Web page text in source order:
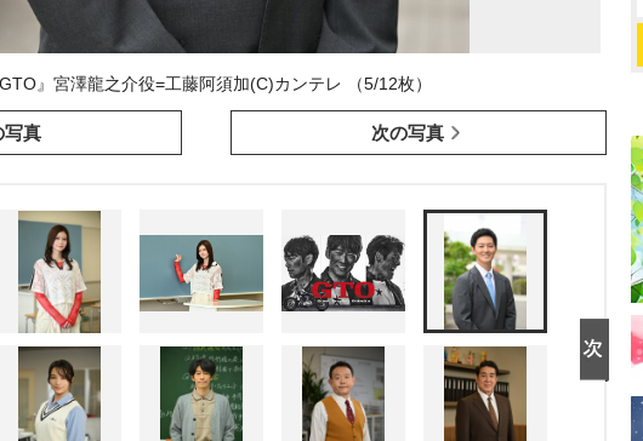
GTO』宮澤龍之介役=工藤阿須加(C)カンテレ （5/12枚）
写真 次の写真